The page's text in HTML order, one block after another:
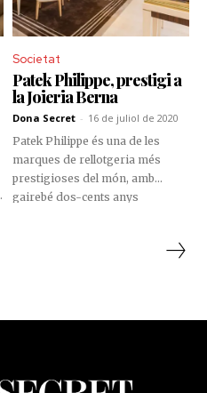
Societat
Patek Philippe, prestigi a
la Joieria Berna
Dona Secret - 16 de juliol de 2020
Patek Philippe és una de les
marques de rellotgeria més
prestigioses del món, amb
gairebé dos-cents anys